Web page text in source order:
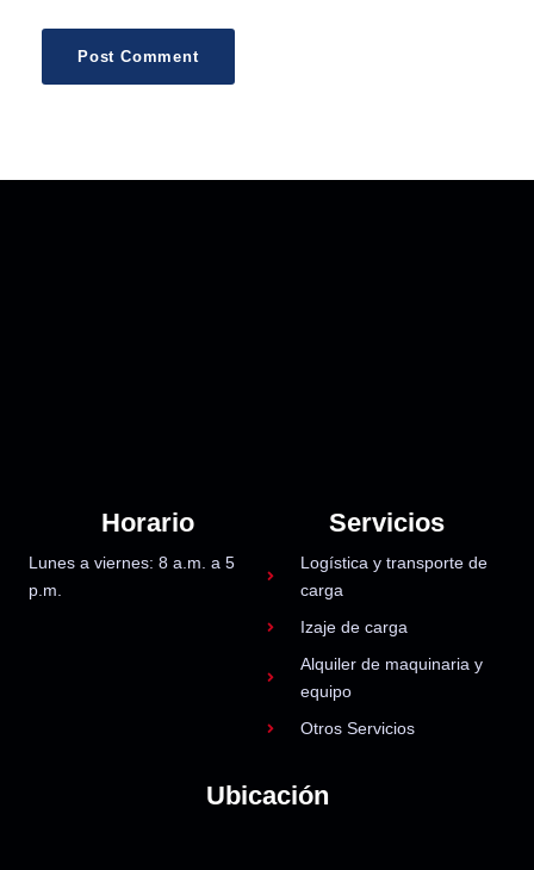
Horario
Lunes a viernes: 8 a.m. a 5
p.m.
Servicios
Logística y transporte de
carga
Izaje de carga
Alquiler de maquinaria y
equipo
Otros Servicios
Ubicación